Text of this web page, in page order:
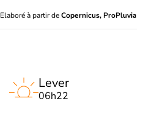
Elaboré à partir deCopernicus, ProPluvia
Lever
06h22